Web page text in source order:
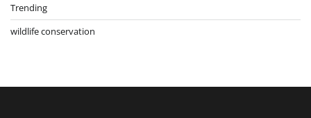
Trending
wildlife conservation